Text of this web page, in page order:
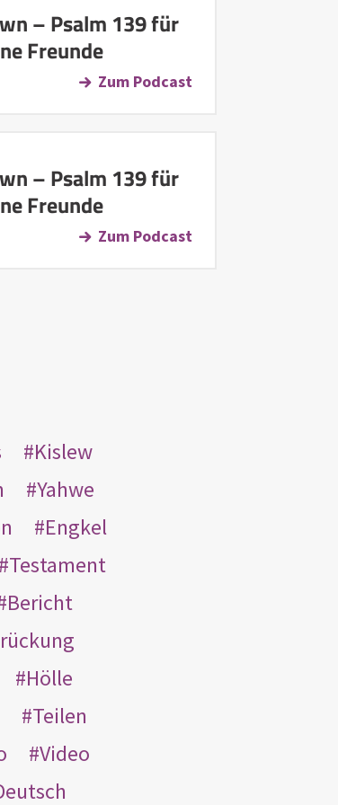
– Psalm 139 für
Freunde
Zum Podcast
– Psalm 139 für
Freunde
Zum Podcast
Kislew
Yahwe
Engkel
Testament
Bericht
Hölle
Teilen
Video